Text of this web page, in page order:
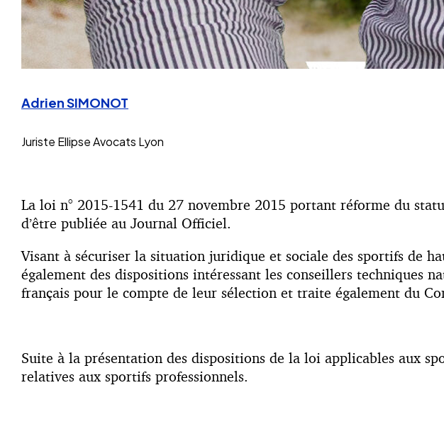
Adrien SIMONOT
Juriste Ellipse Avocats Lyon
La loi n° 2015-1541 du 27 novembre 2015 portant réforme du
d’être publiée au Journal Officiel.
Visant à sécuriser la situation juridique et sociale des sportifs de
également des dispositions intéressant les conseillers techniques
français pour le compte de leur sélection et traite également du
Suite à la présentation des dispositions de la loi applicables aux
relatives aux sportifs professionnels.